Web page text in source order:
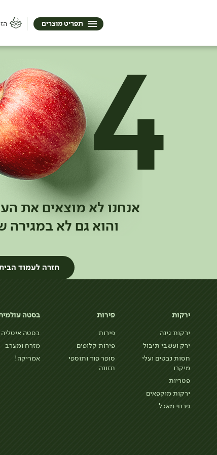
תפריט מוצרים
אנחנו לא מוצאים את
והוא גם לא במגירה
חזרה לעמוד
ירקות
ירקות גינה
ירק ועשבי תיבול
חסות נבטים ועלי
מיקרו
פטריות
ירקות מוקפאים
פרחי מאכל
פירות
פירות
פירות קלופים
סופר פוד ותוספי
תזונה
בסטה
בסטה איטליה
מזרח ומערב
אמריקה!